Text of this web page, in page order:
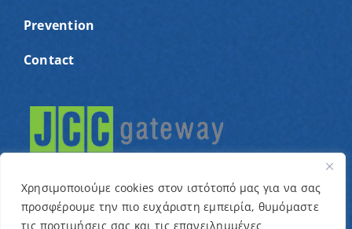
Χρησιμοποιούμε cookies στον ιστότοπό μας για να σας
προσφέρουμε την πιο ευχάριστη εμπειρία, θυμόμαστε
τις προτιμήσεις σας και τις επανειλημμένες
Prevention
Contact